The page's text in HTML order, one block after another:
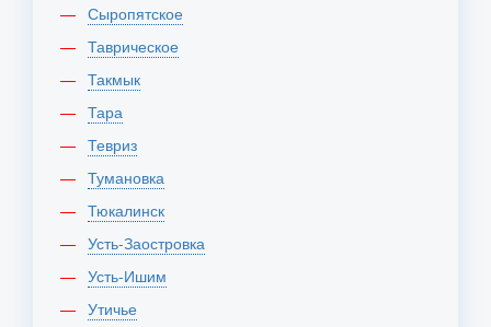
Сыропятское
Таврическое
Такмык
Тара
Тевриз
Тумановка
Тюкалинск
Усть-Заостровка
Усть-Ишим
Утичье